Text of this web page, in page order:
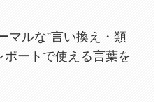
マルな”言い換え・類
ートで使える言葉を